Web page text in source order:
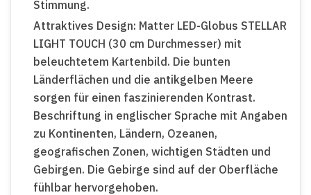
Stimmung.
Attraktives Design: Matter LED-Globus STELLAR
LIGHT TOUCH (30 cm Durchmesser) mit
beleuchtetem Kartenbild. Die bunten
Länderflächen und die antikgelben Meere
sorgen für einen faszinierenden Kontrast.
Beschriftung in englischer Sprache mit Angaben
zu Kontinenten, Ländern, Ozeanen,
geografischen Zonen, wichtigen Städten und
Gebirgen. Die Gebirge sind auf der Oberfläche
fühlbar hervorgehoben.